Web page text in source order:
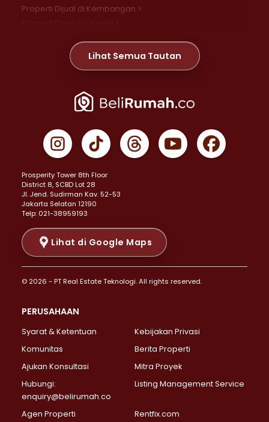
Properti Dijual di Kembangan >
Properti Dijual di Meruya >
Properti Dijual di Jelambar >
Properti Dijual di Jakarta Pusat >
Properti Dijual di Gambir >
Properti Dijual di Johar Baru >
Properti Dijual di Menteng >
Properti Dijual di Senen >
Properti Dijual di Tanah Abang >
Properti Dijual di Cikini >
Properti Dijual di Kramat >
Properti Dijual di Pasar Baru >
Properti Dijual di Bendungan Hilir >
Properti Dijual di Jakarta Selatan >
Properti Dijual di Lebak Bulus >
Properti Dijual di Gandaria Selatan >
Properti Dijual di Pondok Labu >
Properti Dijual di Lenteng Agung >
Properti Dijual di Senayan >
Properti Dijual di Pondok Pinang >
Lihat Semua Tautan
Prosperity Tower 8th Floor
District 8, SCBD Lot 28
JI. Jend. Sudirman Kav. 52-53
Jakarta Selatan 12190
Telp: 021-38959193
Lihat di Google Maps
© 2026 - PT Real Estate Teknologi. All rights reserved.
PERUSAHAAN
Syarat & Ketentuan
Kebijakan Privasi
Komunitas
Berita Properti
Ajukan Konsultasi
Mitra Proyek
Hubungi:
enquiry@belirumah.co
Listing Management Service
Agen Properti Rentfix.com